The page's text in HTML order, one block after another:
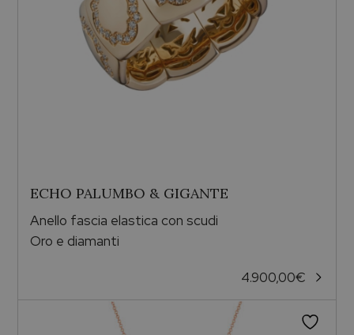
ECHO PALUMBO & GIGANTE
Anello fascia elastica con scudi
Oro e diamanti
4.900,00€